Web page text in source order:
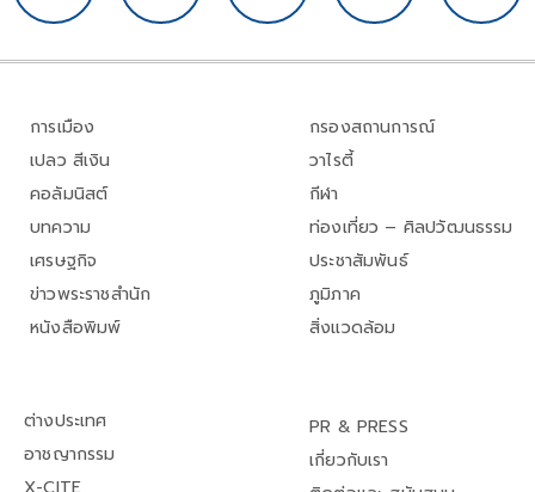
การเมือง
เปลว สีเงิน
คอลัมนิสต์
บทความ
เศรษฐกิจ
ข่าวพระราชสำนัก
หนังสือพิมพ์
กรองสถานการณ์
วาไรตี้
กีฬา
ท่องเที่ยว – ศิลปวัฒนธรรม
ประชาสัมพันธ์
ภูมิภาค
สิ่งแวดล้อม
ต่างประเทศ
อาชญากรรม
PR & PRESS
เกี่ยวกับเรา